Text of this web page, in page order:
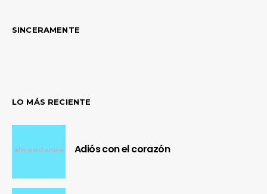
SINCERAMENTE
LO MÁS RECIENTE
Adiós con el corazón